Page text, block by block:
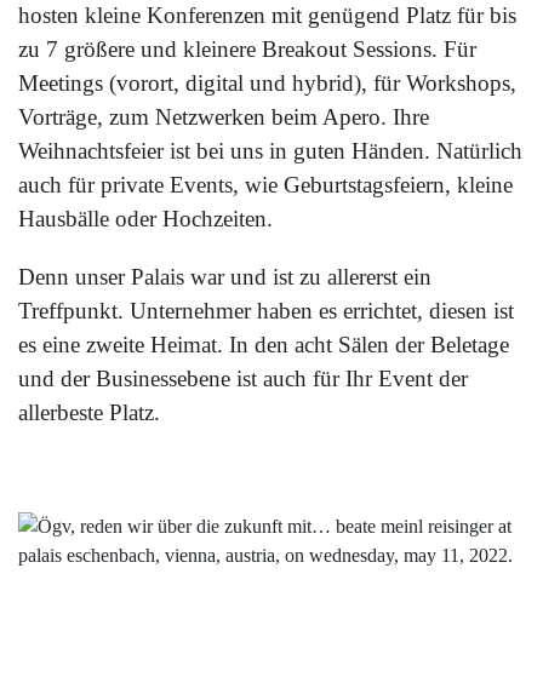
hosten kleine Konferenzen mit genügend Platz für bis
zu 7 größere und kleinere Breakout Sessions. Für
Meetings (vorort, digital und hybrid), für Workshops,
Vorträge, zum Netzwerken beim Apero. Ihre
Weihnachtsfeier ist bei uns in guten Händen. Natürlich
auch für private Events, wie Geburtstagsfeiern, kleine
Hausbälle oder Hochzeiten.
Denn unser Palais war und ist zu allererst ein
Treffpunkt. Unternehmer haben es errichtet, diesen ist
es eine zweite Heimat. In den acht Sälen der Beletage
und der Businessebene ist auch für Ihr Event der
allerbeste Platz.